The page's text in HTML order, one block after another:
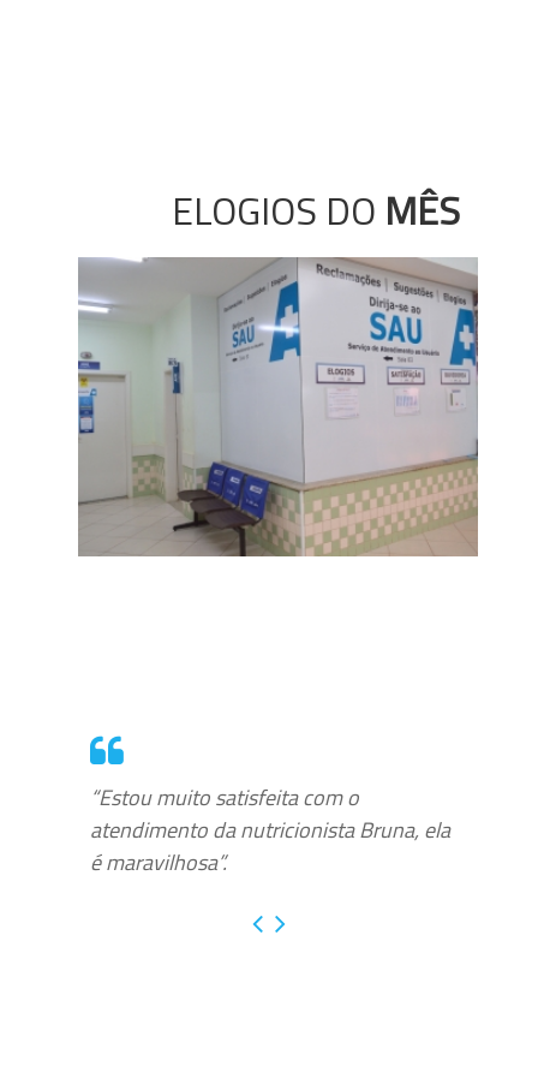
ELOGIOS DO MÊS
“Estou muito satisfeita com o
atendimento da nutricionista Bruna, ela
é maravilhosa”.